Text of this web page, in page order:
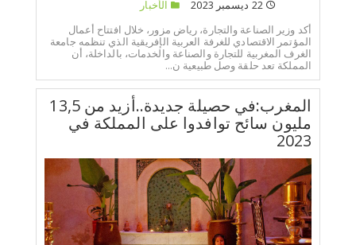
22 ديسمبر 2023
الأخبار
أكد وزير الصناعة والتجارة، رياض مزور، خلال افتتاح أعمال
المؤتمر الاقتصادي للغرفة العربية الإفريقية الذي تنظمه جامعة
الغرف المغربية للتجارة والصناعة والخدمات، بالداخلة، أن
المملكة تعد حلقة وصل طبيعية ن...
المغرب:في حصيلة جديدة..أزيد من 13,5
مليون سائح توافدوا على المملكة في
2023